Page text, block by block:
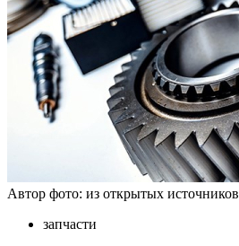
Автор фото: из открытых источников
запчасти